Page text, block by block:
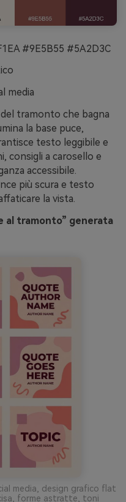
#9E5B55 #5A2D3C
media
tramonto che bagna
la base puce,
testo leggibile e
consigli a carosello e
accessibile.
più scura e testo
la vista.
al tramonto” generata
media, design grafico flat
forme astratte, toni